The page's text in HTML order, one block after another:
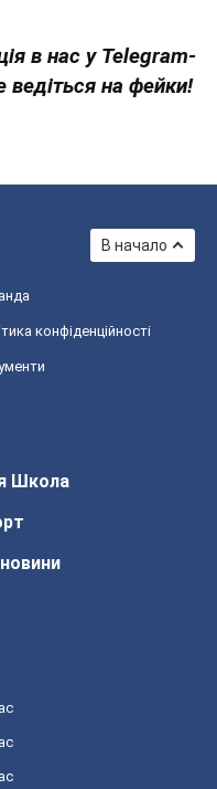
в нас у Telegram-
ведіться на фейки!
В начало
конфіденційності
Школа
новини